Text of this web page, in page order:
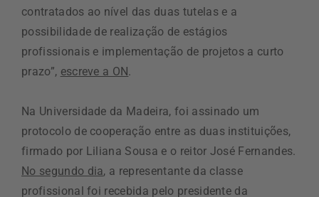
contratados ao nível das duas tutelas e a
possibilidade de realização de estágios
profissionais e implementação de projetos a curto
prazo”, escreve a ON.
Na Universidade da Madeira, foi assinado um
protocolo de cooperação entre as duas instituições,
firmado por Liliana Sousa e o reitor José Fernandes.
No segundo dia, a representante da classe
profissional foi recebida pelo presidente da